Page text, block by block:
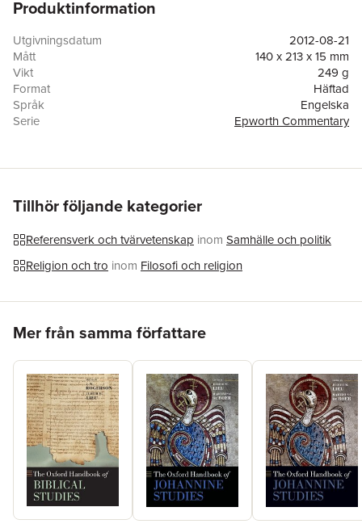
Produktinformation
Utgivningsdatum
2012-08-21
Mått
140 x 213 x 15 mm
Vikt
249 g
Format
Häftad
Språk
Engelska
Serie
Epworth Commentary
ISBN
9781620322024
Tillhör följande kategorier
Referensverk och tvärvetenskap inom Samhälle och politik
Religion och tro inom Filosofi och religion
Mer från samma författare